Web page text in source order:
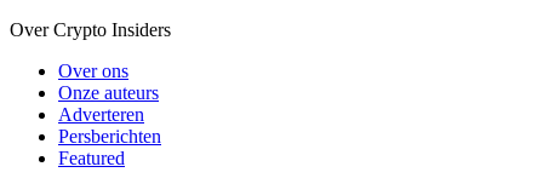
Over Crypto Insiders
Over ons
Onze auteurs
Adverteren
Persberichten
Featured